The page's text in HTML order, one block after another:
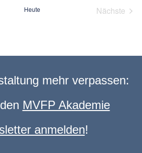
Heute
Nächste
mehr verpassen:
MVFP Akademie
anmelden!